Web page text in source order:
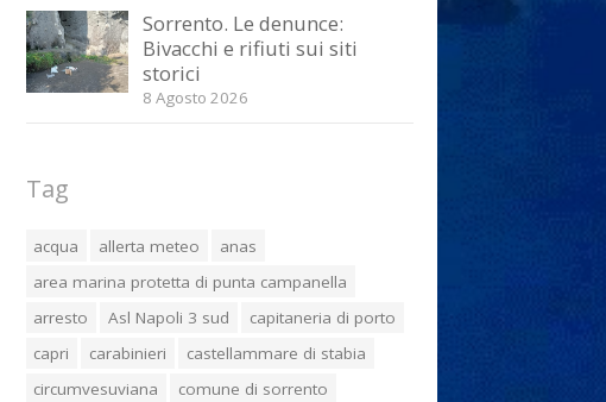
Sorrento. Le denunce:
Bivacchi e rifiuti sui siti
storici
8 Agosto 2026
Tag
acqua allerta meteo
anas
area marina protetta di punta campanella
arresto
Asl Napoli 3 sud
capitaneria di porto
capri
carabinieri
castellammare di stabia
circumvesuviana
comune di sorrento